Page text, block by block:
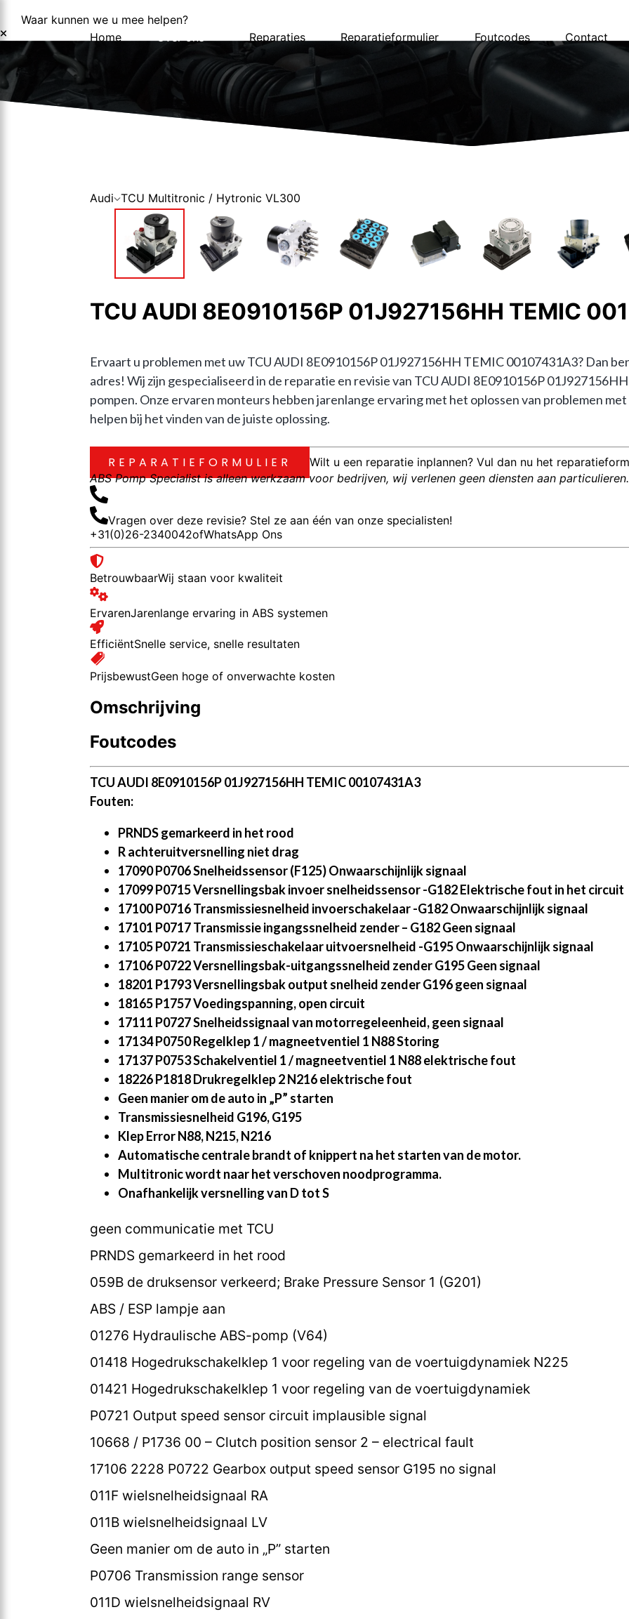
Waar kunnen we u mee helpen?
Home
Reparaties Reparatieformulier Foutcodes Contact
Audi TCU Multitronic / Hytronic VL300
TCU AUDI 8E0910156P 01J927156HH TEMIC
Ervaart u problemen met uw TCU AUDI 8E0910156P 01J927156HH TEMIC 00107431A3? Dan
adres! Wij zijn gespecialiseerd in de reparatie en revisie van TCU AUDI 8E0910156P
pompen. Onze ervaren monteurs hebben jarenlange ervaring met het oplossen van problemen
helpen bij het vinden van de juiste oplossing.
REPARATIEFORMULIER
Wilt u een reparatie inplannen? Vul dan nu het
ABS Pomp Specialist is alleen werkzaam voor bedrijven, wij verlenen geen diensten aan particulieren.
Vragen over deze revisie? Stel ze aan één van onze specialisten!
+31(0)26-2340042ofWhatsApp Ons
BetrouwbaarWij staan voor kwaliteit
ErvarenJarenlange ervaring in ABS systemen
EfficiëntSnelle service, snelle resultaten
PrijsbewustGeen hoge of onverwachte kosten
Omschrijving
Foutcodes
TCU AUDI 8E0910156P 01J927156HH TEMIC 00107431A3
Fouten:
PRNDS gemarkeerd in het rood
R achteruitversnelling niet drag
17090 P0706 Snelheidssensor (F125) Onwaarschijnlijk signaal
17099 P0715 Versnellingsbak invoer snelheidssensor -G182 Elektrische fout in het circuit
17100 P0716 Transmissiesnelheid invoerschakelaar -G182 Onwaarschijnlijk signaal
17101 P0717 Transmissie ingangssnelheid zender – G182 Geen signaal
17105 P0721 Transmissieschakelaar uitvoersnelheid -G195 Onwaarschijnlijk signaal
17106 P0722 Versnellingsbak-uitgangssnelheid zender G195 Geen signaal
18201 P1793 Versnellingsbak output snelheid zender G196 geen signaal
18165 P1757 Voedingspanning, open circuit
17111 P0727 Snelheidssignaal van motorregeleenheid, geen signaal
17134 P0750 Regelklep 1 / magneetventiel 1 N88 Storing
17137 P0753 Schakelventiel 1 / magneetventiel 1 N88 elektrische fout
18226 P1818 Drukregelklep 2 N216 elektrische fout
Geen manier om de auto in „P” starten
Transmissiesnelheid G196, G195
Klep Error N88, N215, N216
Automatische centrale brandt of knippert na het starten van de motor.
Multitronic wordt naar het verschoven noodprogramma.
Onafhankelijk versnelling van D tot S
geen communicatie met TCU
PRNDS gemarkeerd in het rood
059B de druksensor verkeerd; Brake Pressure Sensor 1 (G201)
ABS / ESP lampje aan
01276 Hydraulische ABS-pomp (V64)
01418 Hogedrukschakelklep 1 voor regeling van de voertuigdynamiek N225
01421 Hogedrukschakelklep 1 voor regeling van de voertuigdynamiek
P0721 Output speed sensor circuit implausible signal
10668 / P1736 00 – Clutch position sensor 2 – electrical fault
17106 2228 P0722 Gearbox output speed sensor G195 no signal
011F wielsnelheidsignaal RA
011B wielsnelheidsignaal LV
Geen manier om de auto in „P” starten
P0706 Transmission range sensor
011D wielsnelheidsignaal RV